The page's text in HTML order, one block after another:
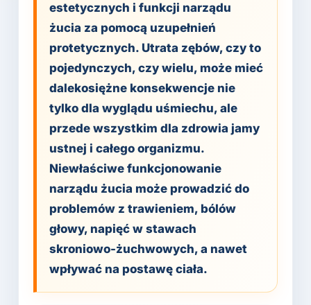
estetycznych i funkcji narządu
żucia za pomocą uzupełnień
protetycznych. Utrata zębów, czy to
pojedynczych, czy wielu, może mieć
dalekosiężne konsekwencje nie
tylko dla wyglądu uśmiechu, ale
przede wszystkim dla zdrowia jamy
ustnej i całego organizmu.
Niewłaściwe funkcjonowanie
narządu żucia może prowadzić do
problemów z trawieniem, bólów
głowy, napięć w stawach
skroniowo-żuchwowych, a nawet
wpływać na postawę ciała.